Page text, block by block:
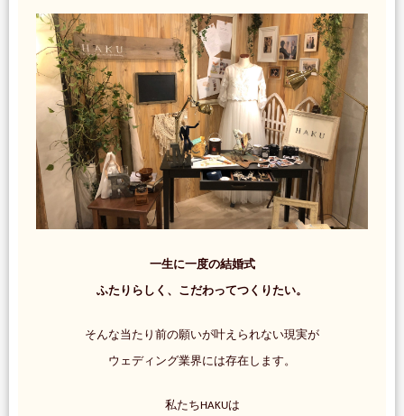
一生に一度の結婚式
ふたりらしく、こだわってつくりたい。
そんな当たり前の願いが叶えられない現実が
ウェディング業界には存在します。
私たちHAKUは